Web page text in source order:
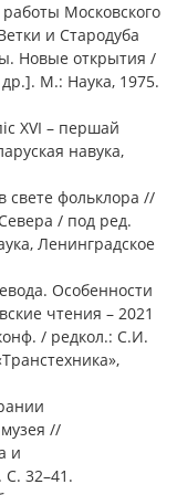
Московского
и Стародуба
Новые открытия /
М.: Наука, 1975.
XVI – першай
навука,
свете фольклора //
/ под ред.
Ленинградское
Особенности
чтения – 2021
/ редкол.: С.И.
//
и
32–41.